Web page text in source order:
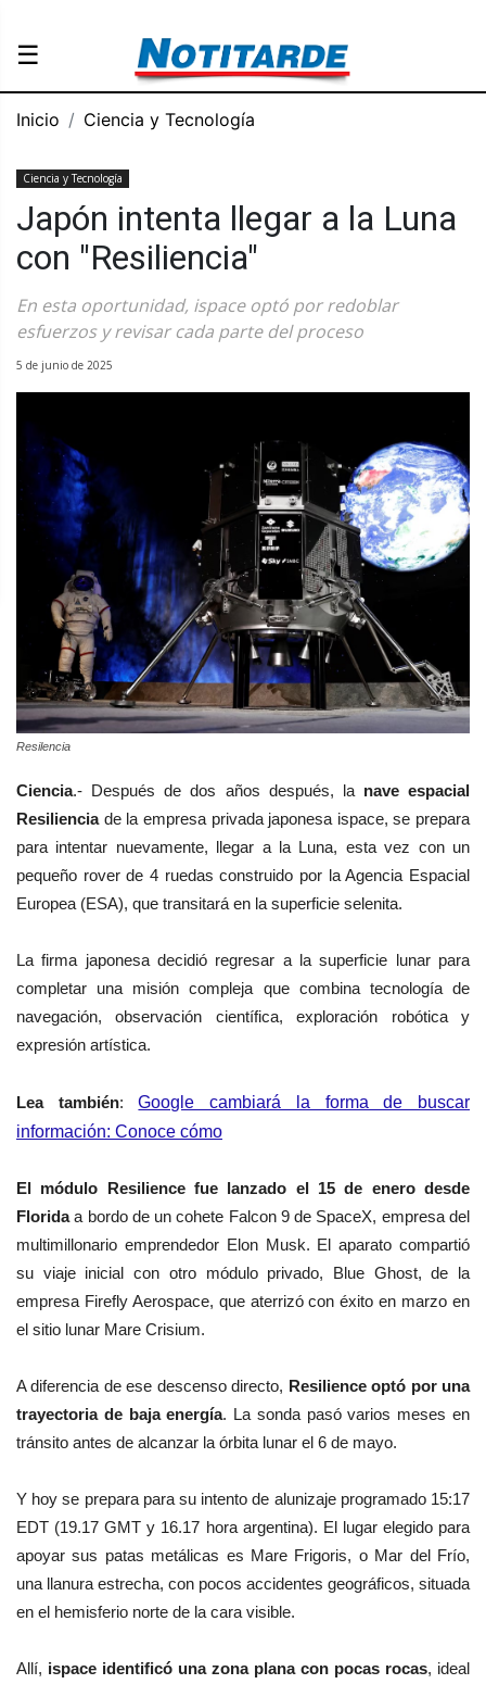
☰
Inicio Ciencia y Tecnología
Ciencia y Tecnología
Japón intenta llegar a la Luna
con "Resiliencia"
En esta oportunidad, ispace optó por redoblar
esfuerzos y revisar cada parte del proceso
5 de junio de 2025
Resilencia
Ciencia.- Después de dos años después, la nave espacial
Resilienciade la empresa privada japonesa ispace, se prepara
para intentar nuevamente, llegar a la Luna, esta vez con un
pequeño rover de 4 ruedas construido por la Agencia Espacial
Europea (ESA), que transitará en la superficie selenita.
La firma japonesa decidió regresar a la superficie lunar para
completar una misión compleja que combina tecnología de
navegación, observación científica, exploración robótica y
expresión artística.
Lea también:Google cambiará la forma de buscar
información: Conoce cómo
El módulo Resilience fue lanzado el 15 de enero desde
Floridaa bordo de un cohete Falcon 9 de SpaceX, empresa del
multimillonario emprendedor Elon Musk. El aparato compartió
su viaje inicial con otro módulo privado, Blue Ghost, de la
empresa Firefly Aerospace, que aterrizó con éxito en marzo en
el sitio lunar Mare Crisium.
A diferencia de ese descenso directo, Resilience optó por una
trayectoria de baja energía. La sonda pasó varios meses en
tránsito antes de alcanzar la órbita lunar el 6 de mayo.
Y hoy se prepara para su intento de alunizaje programado 15:17
EDT (19.17 GMT y 16.17 hora argentina). El lugar elegido para
apoyar sus patas metálicas es Mare Frigoris, o Mar del Frío,
una llanura estrecha, con pocos accidentes geográficos, situada
en el hemisferio norte de la cara visible.
Allí, ispace identificó una zona plana con pocas rocas, ideal